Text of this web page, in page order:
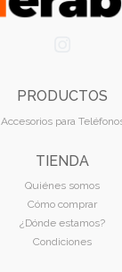
PRODUCTOS
Accesorios para
TIENDA
Quiénes somos
Cómo comprar
¿Dónde estamos?
Condiciones